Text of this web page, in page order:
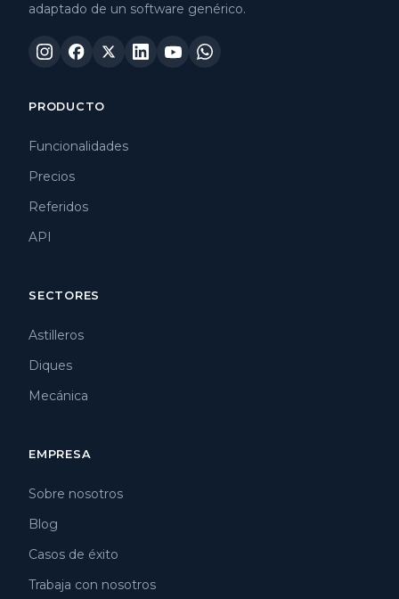
adaptado de un software genérico.
PRODUCTO
Funcionalidades
Precios
Referidos
API
SECTORES
Astilleros
Diques
Mecánica
EMPRESA
Sobre nosotros
Blog
Casos de éxito
Trabaja con nosotros